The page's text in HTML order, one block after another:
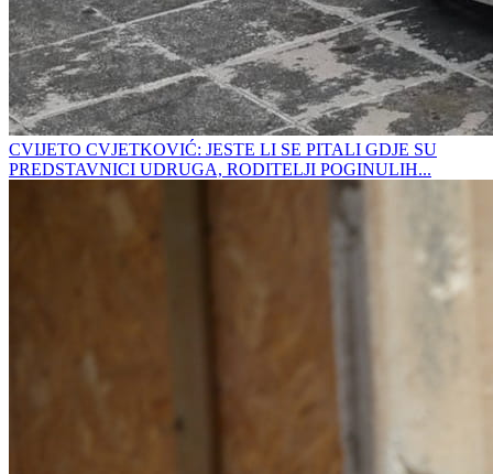
CVIJETO CVJETKOVIĆ: JESTE LI SE PITALI GDJE SU
PREDSTAVNICI UDRUGA, RODITELJI POGINULIH...